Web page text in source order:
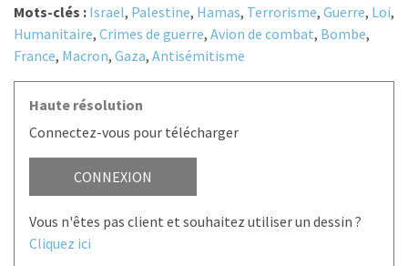
Mots-clés : Israel, Palestine, Hamas, Terrorisme, Guerre, Loi,
Humanitaire, Crimes de guerre, Avion de combat, Bombe,
France, Macron, Gaza, Antisémitisme
Haute résolution
Connectez-vous pour télécharger
CONNEXION
Vous n'êtes pas client et souhaitez utiliser un dessin ?
Cliquez ici